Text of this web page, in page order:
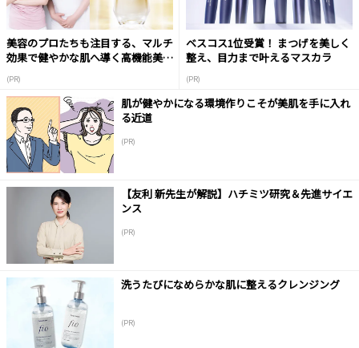
美容のプロたちも注目する、マルチ
効果で健やかな肌へ導く高機能美容
(PR)
ベスコス1位受賞！ まつげを美しく
整え、目力まで叶えるマスカラ
(PR)
肌が健やかになる環境作りこそが美肌を手に入れ
る近道
(PR)
【友利 新先生が解説】ハチミツ研究＆先進サイエ
ンス
(PR)
洗うたびになめらかな肌に整えるクレンジング
(PR)